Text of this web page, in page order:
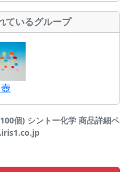
ているグループ
個) シントー化学 商品詳細ペ